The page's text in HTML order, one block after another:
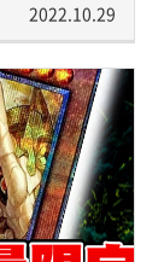
2022.10.29